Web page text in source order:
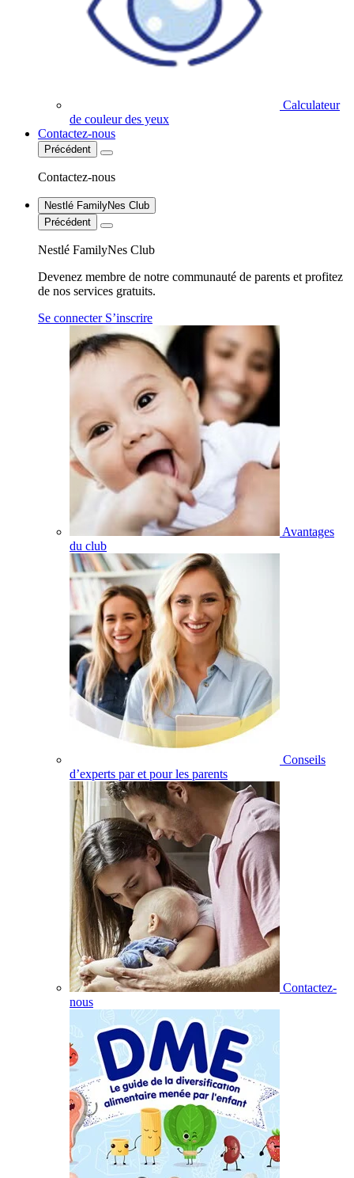
Calculateur
de couleur des yeux
Contactez-nous
Précédent
Contactez-nous
Nestlé FamilyNes Club
Précédent
Nestlé FamilyNes Club
Devenez membre de notre communauté de parents et profitez
de nos services gratuits.
Se connecter S’inscrire
Avantages
du club
Conseils
d’experts par et pour les parents
Contactez-
nous